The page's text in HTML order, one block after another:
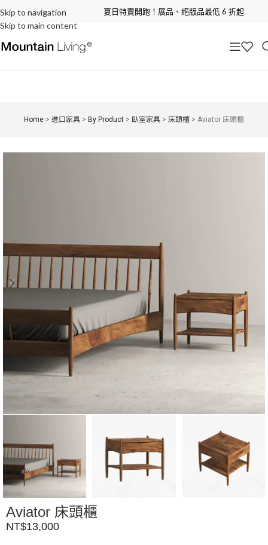
Skip to navigation
Skip to main content
夏日特賣開跑！展品、絕版品最低 6 折起
Home> 進口家具> By Product> 臥室家具> 床頭櫃> Aviator 床頭櫃
Aviator 床頭櫃
NT$13,000